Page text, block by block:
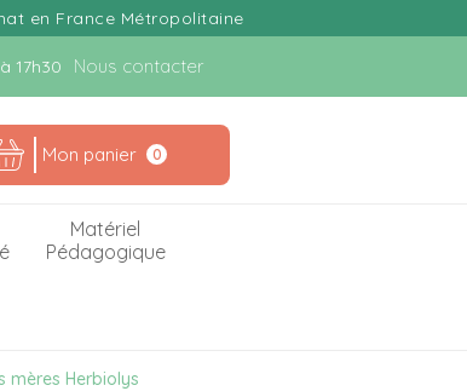
en France Métropolitaine
17h30 Nous contacter
Mon panier 0
Matériel
Pédagogique
mères Herbiolys